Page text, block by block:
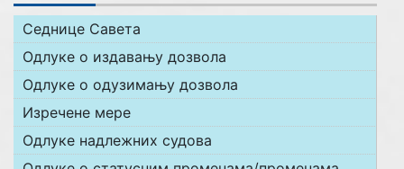
Седнице Савета
Одлуке о издавању дозвола
Одлуке о одузимању дозвола
Изречене мере
Одлуке надлежних судова